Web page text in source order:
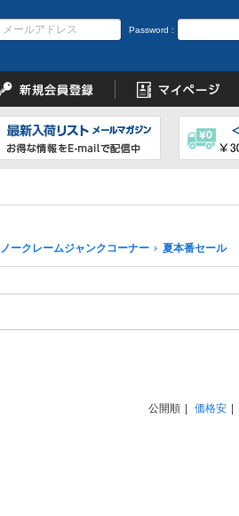
Password :
ノークレームジャンクコーナー 夏本番セール
公開順 価格安